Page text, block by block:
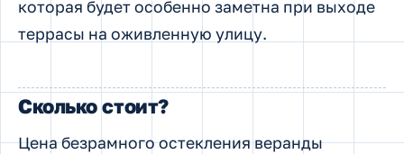
которая будет особенно заметна при выходе
террасы на оживленную улицу.
Сколько стоит?
Цена безрамного остекления веранды